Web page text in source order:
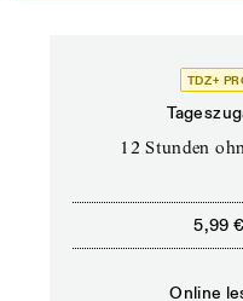
TDZ+
12 Stunden
5,99 €
Online